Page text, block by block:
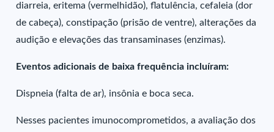
diarreia, eritema (vermelhidão), flatulência, cefaleia (dor
de cabeça), constipação (prisão de ventre), alterações da
audição e elevações das transaminases (enzimas).
Eventos adicionais de baixa frequência incluíram:
Dispneia (falta de ar), insônia e boca seca.
Nesses pacientes imunocomprometidos, a avaliação dos